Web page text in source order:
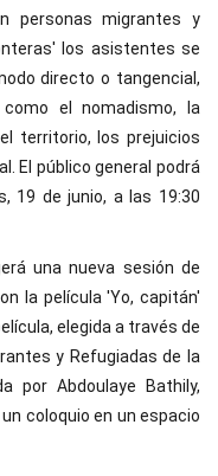
personas migrantes y
los asistentes se
directo o tangencial,
el nomadismo, la
territorio, los prejuicios
El público general podrá
19 de junio, a las 19:30
una nueva sesión de
la película 'Yo, capitán'
elegida a través de
y Refugiadas de la
por Abdoulaye Bathily,
coloquio en un espacio